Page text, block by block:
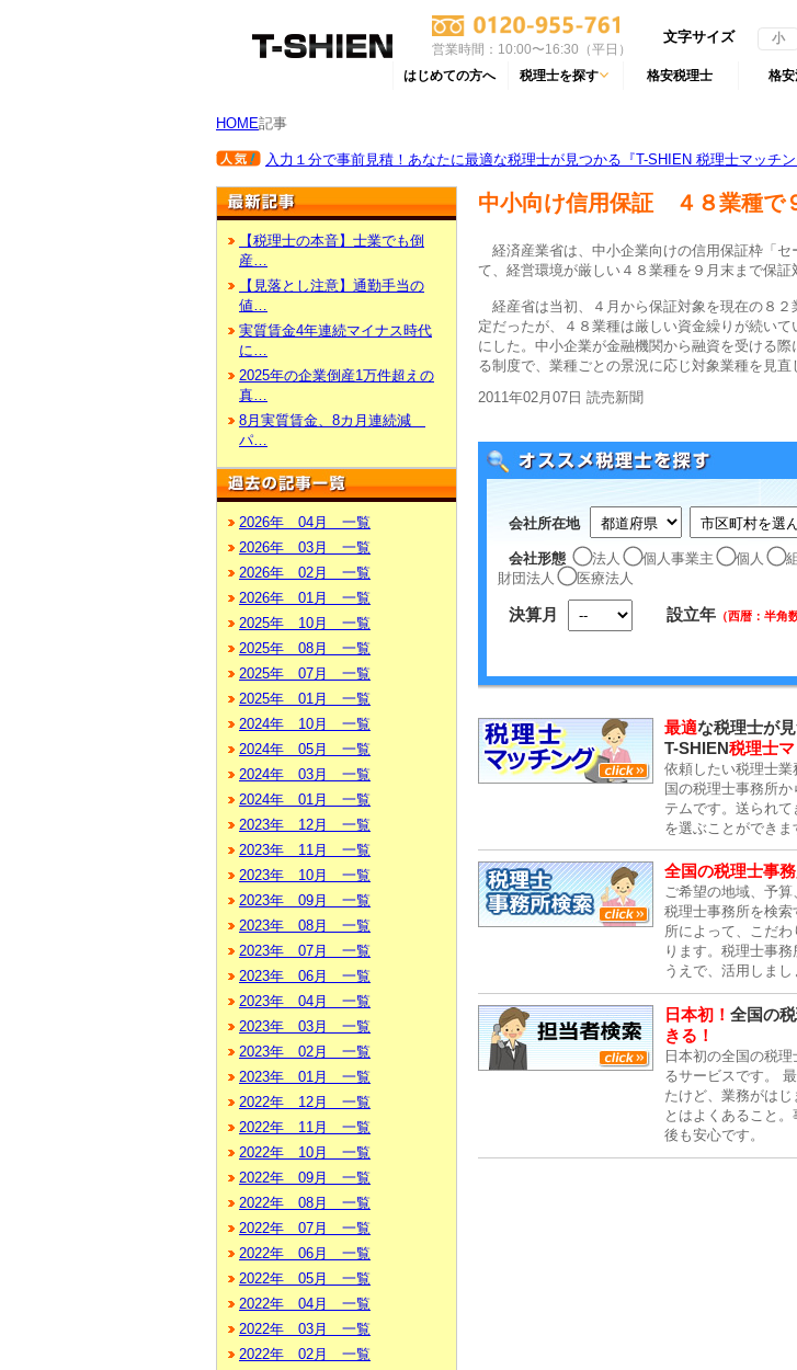
営業時間：10:00〜16:30（平日）
文字サイズ 小
はじめての方へ 税理士を探す 格安税理士 格
HOME記事
入力１分で事前見積！あなたに最適な税理士が見つかる『T-SHIEN 税理士マッチン
【税理士の本音】士業でも倒
産…
【見落とし注意】通勤手当の
値…
実質賃金4年連続マイナス時代
に…
2025年の企業倒産1万件超えの
真…
8月実質賃金、8カ月連続減
パ…
2026年 04月 一覧
2026年 03月 一覧
2026年 02月 一覧
2026年 01月 一覧
2025年 10月 一覧
2025年 08月 一覧
2025年 07月 一覧
2025年 01月 一覧
2024年 10月 一覧
2024年 05月 一覧
2024年 03月 一覧
2024年 01月 一覧
2023年 12月 一覧
2023年 11月 一覧
2023年 10月 一覧
2023年 09月 一覧
2023年 08月 一覧
2023年 07月 一覧
2023年 06月 一覧
2023年 04月 一覧
2023年 03月 一覧
2023年 02月 一覧
2023年 01月 一覧
2022年 12月 一覧
2022年 11月 一覧
2022年 10月 一覧
2022年 09月 一覧
2022年 08月 一覧
2022年 07月 一覧
2022年 06月 一覧
2022年 05月 一覧
2022年 04月 一覧
2022年 03月 一覧
2022年 02月 一覧
中小向け信用保証 ４８業種で
経済産業省は、中小企業向けの信用保証枠「セ
て、経営環境が厳しい４８業種を９月末まで保証
経産省は当初、４月から保証対象を現在の８２
定だったが、４８業種は厳しい資金繰りが続い
にした。中小企業が金融機関から融資を受ける
る制度で、業種ごとの景況に応じ対象業種を見直
2011年02月07日 読売新聞
会社所在地
会社形態 法人 個人事業主 個人
財団法人
医療法人
決算月 設立年 （西暦：半角
最適な税理士が見
T-SHIEN税理士
依頼したい税理士
国の税理士事務所
テムです。送られ
を選ぶことができま
全国の税理士事
ご希望の地域、予
税理士事務所を検
所によって、こだ
ります。税理士事
うえで、活用しまし
日本初！ 全国の
きる！
日本初の全国の税
るサービスです。
たけど、業務がは
とはよくあること
後も安心です。